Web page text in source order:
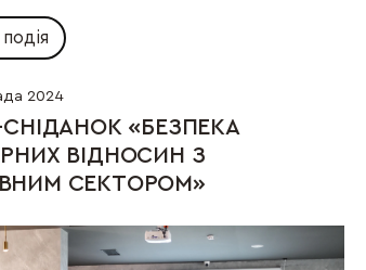
2024
СНІДАНОК «БЕЗПЕКА
ВІДНОСИН З
СЕКТОРОМ»